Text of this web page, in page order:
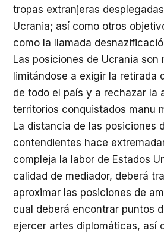
tropas extranjeras
Ucrania; así como otros
como la llamada
Las posiciones de Ucrania son
limitándose a exigir la retirada
de todo el país y a rechazar la
territorios conquistados manu
La distancia de las posiciones
contendientes hace
compleja la labor de Estados
calidad de mediador, deberá
aproximar las posiciones de
cual deberá encontrar puntos
ejercer artes diplomáticas, así